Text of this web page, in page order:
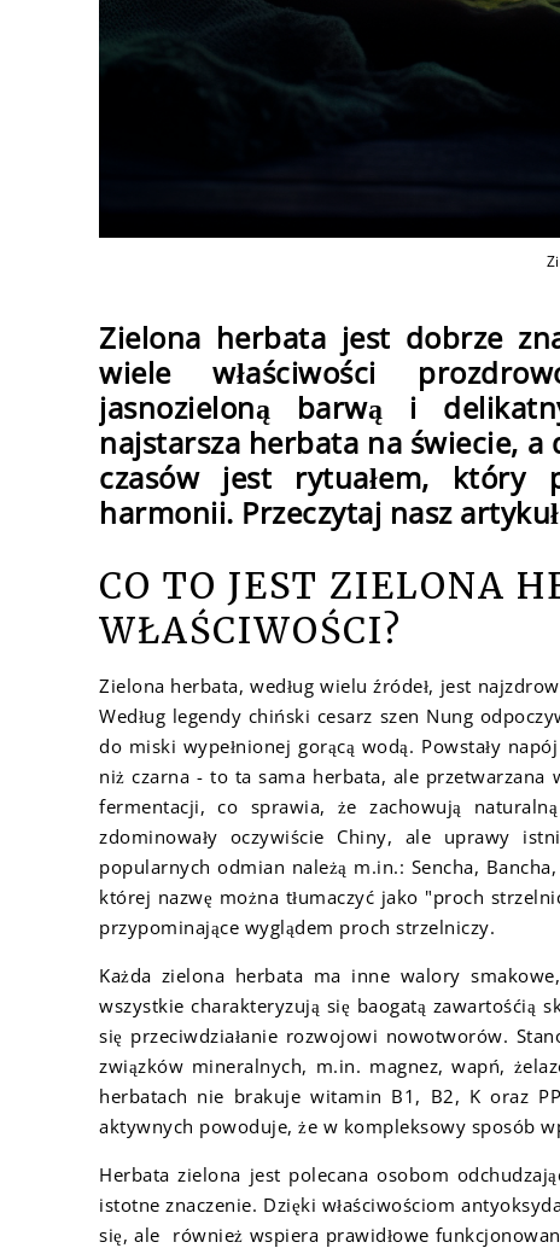
Zielona herbata jest dobrze
wiele właściwości
jasnozieloną barwą i
najstarsza herbata na świecie,
czasów jest rytuałem, który
harmonii. Przeczytaj nasz
CO TO JEST ZIELONA
WŁAŚCIWOŚCI?
Zielona herbata, według wielu źródeł, jest
Według legendy chiński cesarz szen Nung
do miski wypełnionej gorącą wodą. Powstały
niż czarna - to ta sama herbata, ale
fermentacji, co sprawia, że zachowują
zdominowały oczywiście Chiny, ale uprawy
popularnych odmian należą m.in.: Sencha,
której nazwę można tłumaczyć jako "proch
przypominające wyglądem proch strzelniczy.
Każda zielona herbata ma inne walory
wszystkie charakteryzują się baogatą zawartośćią
się przeciwdziałanie rozwojowi nowotworów.
związków mineralnych, m.in. magnez, wapń,
herbatach nie brakuje witamin B1, B2, K oraz
aktywnych powoduje, że w kompleksowy sposób
Herbata zielona jest polecana osobom
istotne znaczenie. Dzięki właściwościom
się, ale również wspiera prawidłowe